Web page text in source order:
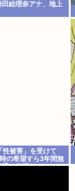
田絵理奈アナ、地上
性被害」を受けて
の希望すら3年間無
通に生活